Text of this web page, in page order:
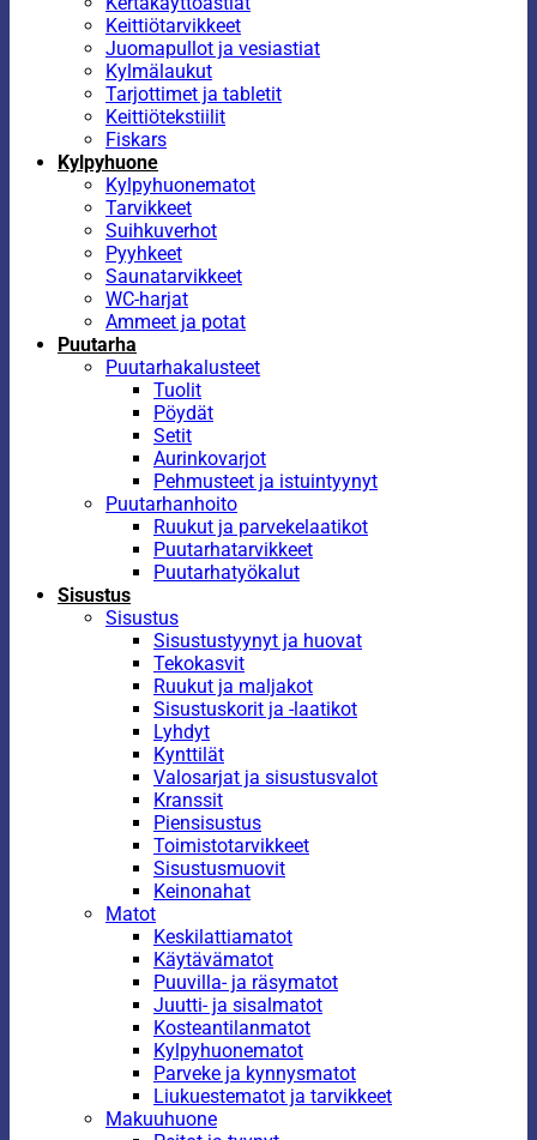
Keittiötarvikkeet
Juomapullot ja vesiastiat
Kylmälaukut
Tarjottimet ja tabletit
Keittiötekstiilit
Fiskars
Kylpyhuone
Kylpyhuonematot
Tarvikkeet
Suihkuverhot
Pyyhkeet
Saunatarvikkeet
WC-harjat
Ammeet ja potat
Puutarha
Puutarhakalusteet
Tuolit
Pöydät
Setit
Aurinkovarjot
Pehmusteet ja istuintyynyt
Puutarhanhoito
Ruukut ja parvekelaatikot
Puutarhatarvikkeet
Puutarhatyökalut
Sisustus
Sisustus
Sisustustyynyt ja huovat
Tekokasvit
Ruukut ja maljakot
Sisustuskorit ja -laatikot
Lyhdyt
Kynttilät
Valosarjat ja sisustusvalot
Kranssit
Piensisustus
Toimistotarvikkeet
Sisustusmuovit
Keinonahat
Matot
Keskilattiamatot
Käytävämatot
Puuvilla- ja räsymatot
Juutti- ja sisalmatot
Kosteantilanmatot
Kylpyhuonematot
Parveke ja kynnysmatot
Liukuestematot ja tarvikkeet
Makuuhuone